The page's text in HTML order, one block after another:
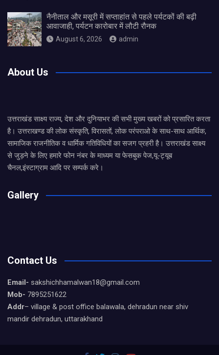
नैनीताल और मसूरी में सप्ताहांत से पहले पर्यटकों की बढ़ी
आवाजाही, पर्यटन कारोबार में लौटी रौनक
August 6, 2026 admin
About Us
उत्तराखंड साक्ष्य राज्य, देश और दुनियाभर की सभी मुख्य खबरों को प्रसारित करता
है। उत्तराखण्ड की लोक संस्कृति, विरासतों, लोक परंपराओ के साथ-साथ आर्थिक,
सामाजिक राजनीतिक व धार्मिक गतिविधियों का सजग प्रहरी है। उत्तराखंड साक्ष्य
से जुड़ने के लिए हमारे फोन नंबर के माध्यम या फेसबुक पेज,यू-ट्यूब
चैनल,इंस्टाग्राम आदि पर सम्पर्क करे।
Gallery
Contact Us
Email- sakshichhamalwan18@gmail.com
Mob- 7895251622
Addr– village & post office balawala, dehradun near shiv
mandir dehradun, uttarakhand